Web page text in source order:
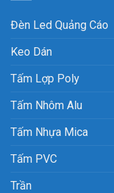
Đèn Led Quảng Cáo
Keo Dán
Tấm Lợp Poly
Tấm Nhôm Alu
Tấm Nhựa Mica
Tấm PVC
Trần